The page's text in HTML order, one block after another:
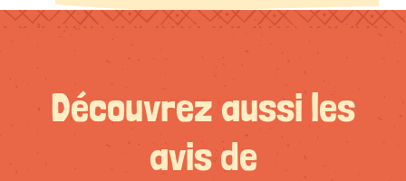
Découvrez aussi les
avis de